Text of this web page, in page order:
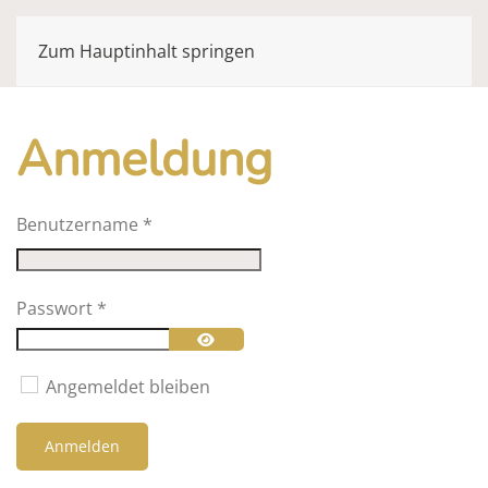
Zum Hauptinhalt springen
Anmeldung
Benutzername *
Passwort *
Passwort anzeigen
Angemeldet bleiben
Anmelden